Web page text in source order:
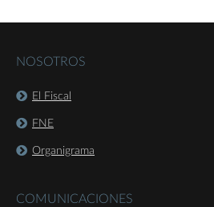
NOSOTROS
El Fiscal
FNE
Organigrama
COMUNICACIONES